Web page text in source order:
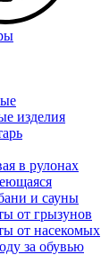
изделия
в рулонах
и сауны
от грызунов
от насекомых
за обувью